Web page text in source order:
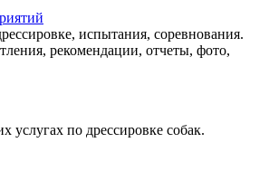
испытания, соревнования.
рекомендации, отчеты, фото,
услугах по дрессировке собак.